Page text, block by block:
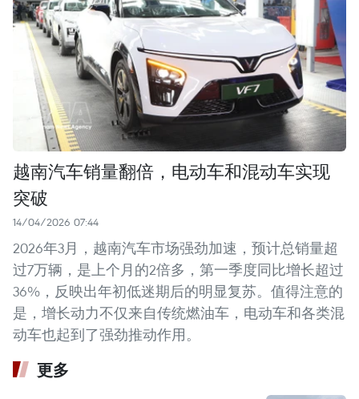
越南汽车销量翻倍，电动车和混动车实现
突破
14/04/2026 07:44
2026年3月，越南汽车市场强劲加速，预计总销量超
过7万辆，是上个月的2倍多，第一季度同比增长超过
36%，反映出年初低迷期后的明显复苏。值得注意的
是，增长动力不仅来自传统燃油车，电动车和各类混
动车也起到了强劲推动作用。
更多